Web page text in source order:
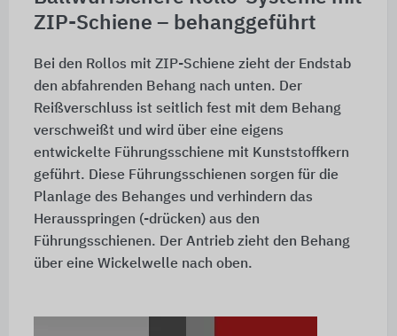
ZIP-Schiene – behanggeführt
Bei den Rollos mit ZIP-Schiene zieht der Endstab
den abfahrenden Behang nach unten. Der
Reißverschluss ist seitlich fest mit dem Behang
verschweißt und wird über eine eigens
entwickelte Führungsschiene mit Kunststoffkern
geführt. Diese Führungsschienen sorgen für die
Planlage des Behanges und verhindern das
Herausspringen (-drücken) aus den
Führungsschienen. Der Antrieb zieht den Behang
über eine Wickelwelle nach oben.